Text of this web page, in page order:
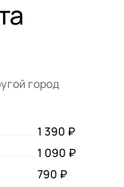
город
1 390 ₽
1 090 ₽
790 ₽